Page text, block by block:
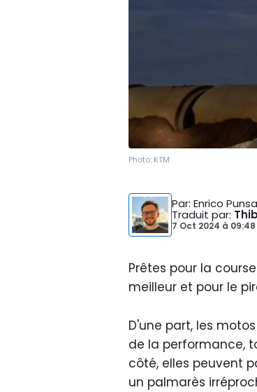
Photo: KTM
Par: Enrico
Traduit par:
7 Oct 2024 à 09:48
Prêtes pour la
meilleur et pour le
D'une part, les
de la performance,
côté, elles peuvent
un palmarès